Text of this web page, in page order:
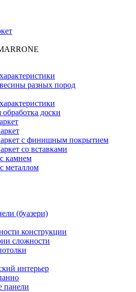
разных пород
обработка доски
с финишным покрытием
со вставками
камнем
металлом
(буазери)
конструкции
сложности
интерьер
панели